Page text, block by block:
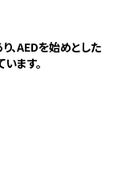
、AEDを始めとした
ます。